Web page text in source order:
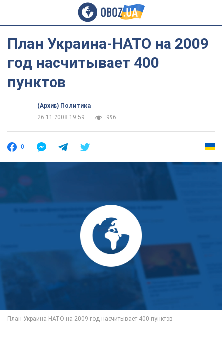
План Украина-НАТО на 2009
год насчитывает 400
пунктов
(Архив) Политика
26.11.2008 19:59
996
0